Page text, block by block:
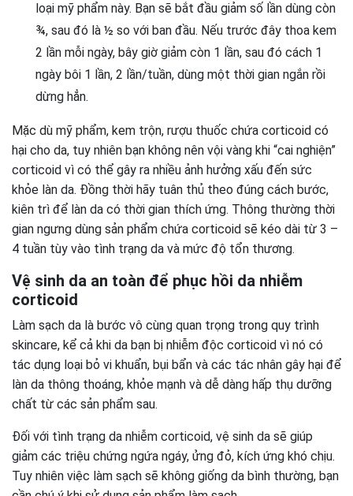
loại mỹ phẩm này. Bạn sẽ bắt đầu giảm số lần dùng còn
¾, sau đó là ½ so với ban đầu. Nếu trước đây thoa kem
2 lần mỗi ngày, bây giờ giảm còn 1 lần, sau đó cách 1
ngày bôi 1 lần, 2 lần/tuần, dùng một thời gian ngắn rồi
dừng hẳn.
Mặc dù mỹ phẩm, kem trộn, rượu thuốc chứa corticoid có
hại cho da, tuy nhiên bạn không nên vội vàng khi “cai nghiện”
corticoid vì có thể gây ra nhiều ảnh hưởng xấu đến sức
khỏe làn da. Đồng thời hãy tuân thủ theo đúng cách bước,
kiên trì để làn da có thời gian thích ứng. Thông thường thời
gian ngưng dùng sản phẩm chứa corticoid sẽ kéo dài từ 3 –
4 tuần tùy vào tình trạng da và mức độ tổn thương.
Vệ sinh da an toàn để phục hồi da nhiễm
corticoid
Làm sạch da là bước vô cùng quan trọng trong quy trình
skincare, kể cả khi da bạn bị nhiễm độc corticoid vì nó có
tác dụng loại bỏ vi khuẩn, bụi bẩn và các tác nhân gây hại để
làn da thông thoáng, khỏe mạnh và dễ dàng hấp thụ dưỡng
chất từ các sản phẩm sau.
Đối với tình trạng da nhiễm corticoid, vệ sinh da sẽ giúp
giảm các triệu chứng ngứa ngáy, ửng đỏ, kích ứng khó chịu.
Tuy nhiên việc làm sạch sẽ không giống da bình thường, bạn